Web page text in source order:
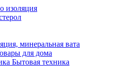
изоляция
минеральная вата
для дома
Бытовая техника